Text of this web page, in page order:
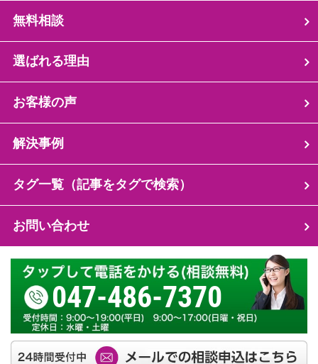
無料相談
選ばれる理由
お客様の声
解決事例
タグ一覧（記事をタグで検索）
お問い合わせ
047-486-7370